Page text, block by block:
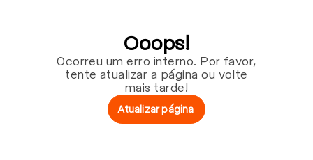
Ooops!
Ocorreu um erro interno. Por favor,
tente atualizar a página ou volte
mais tarde!
Atualizar página